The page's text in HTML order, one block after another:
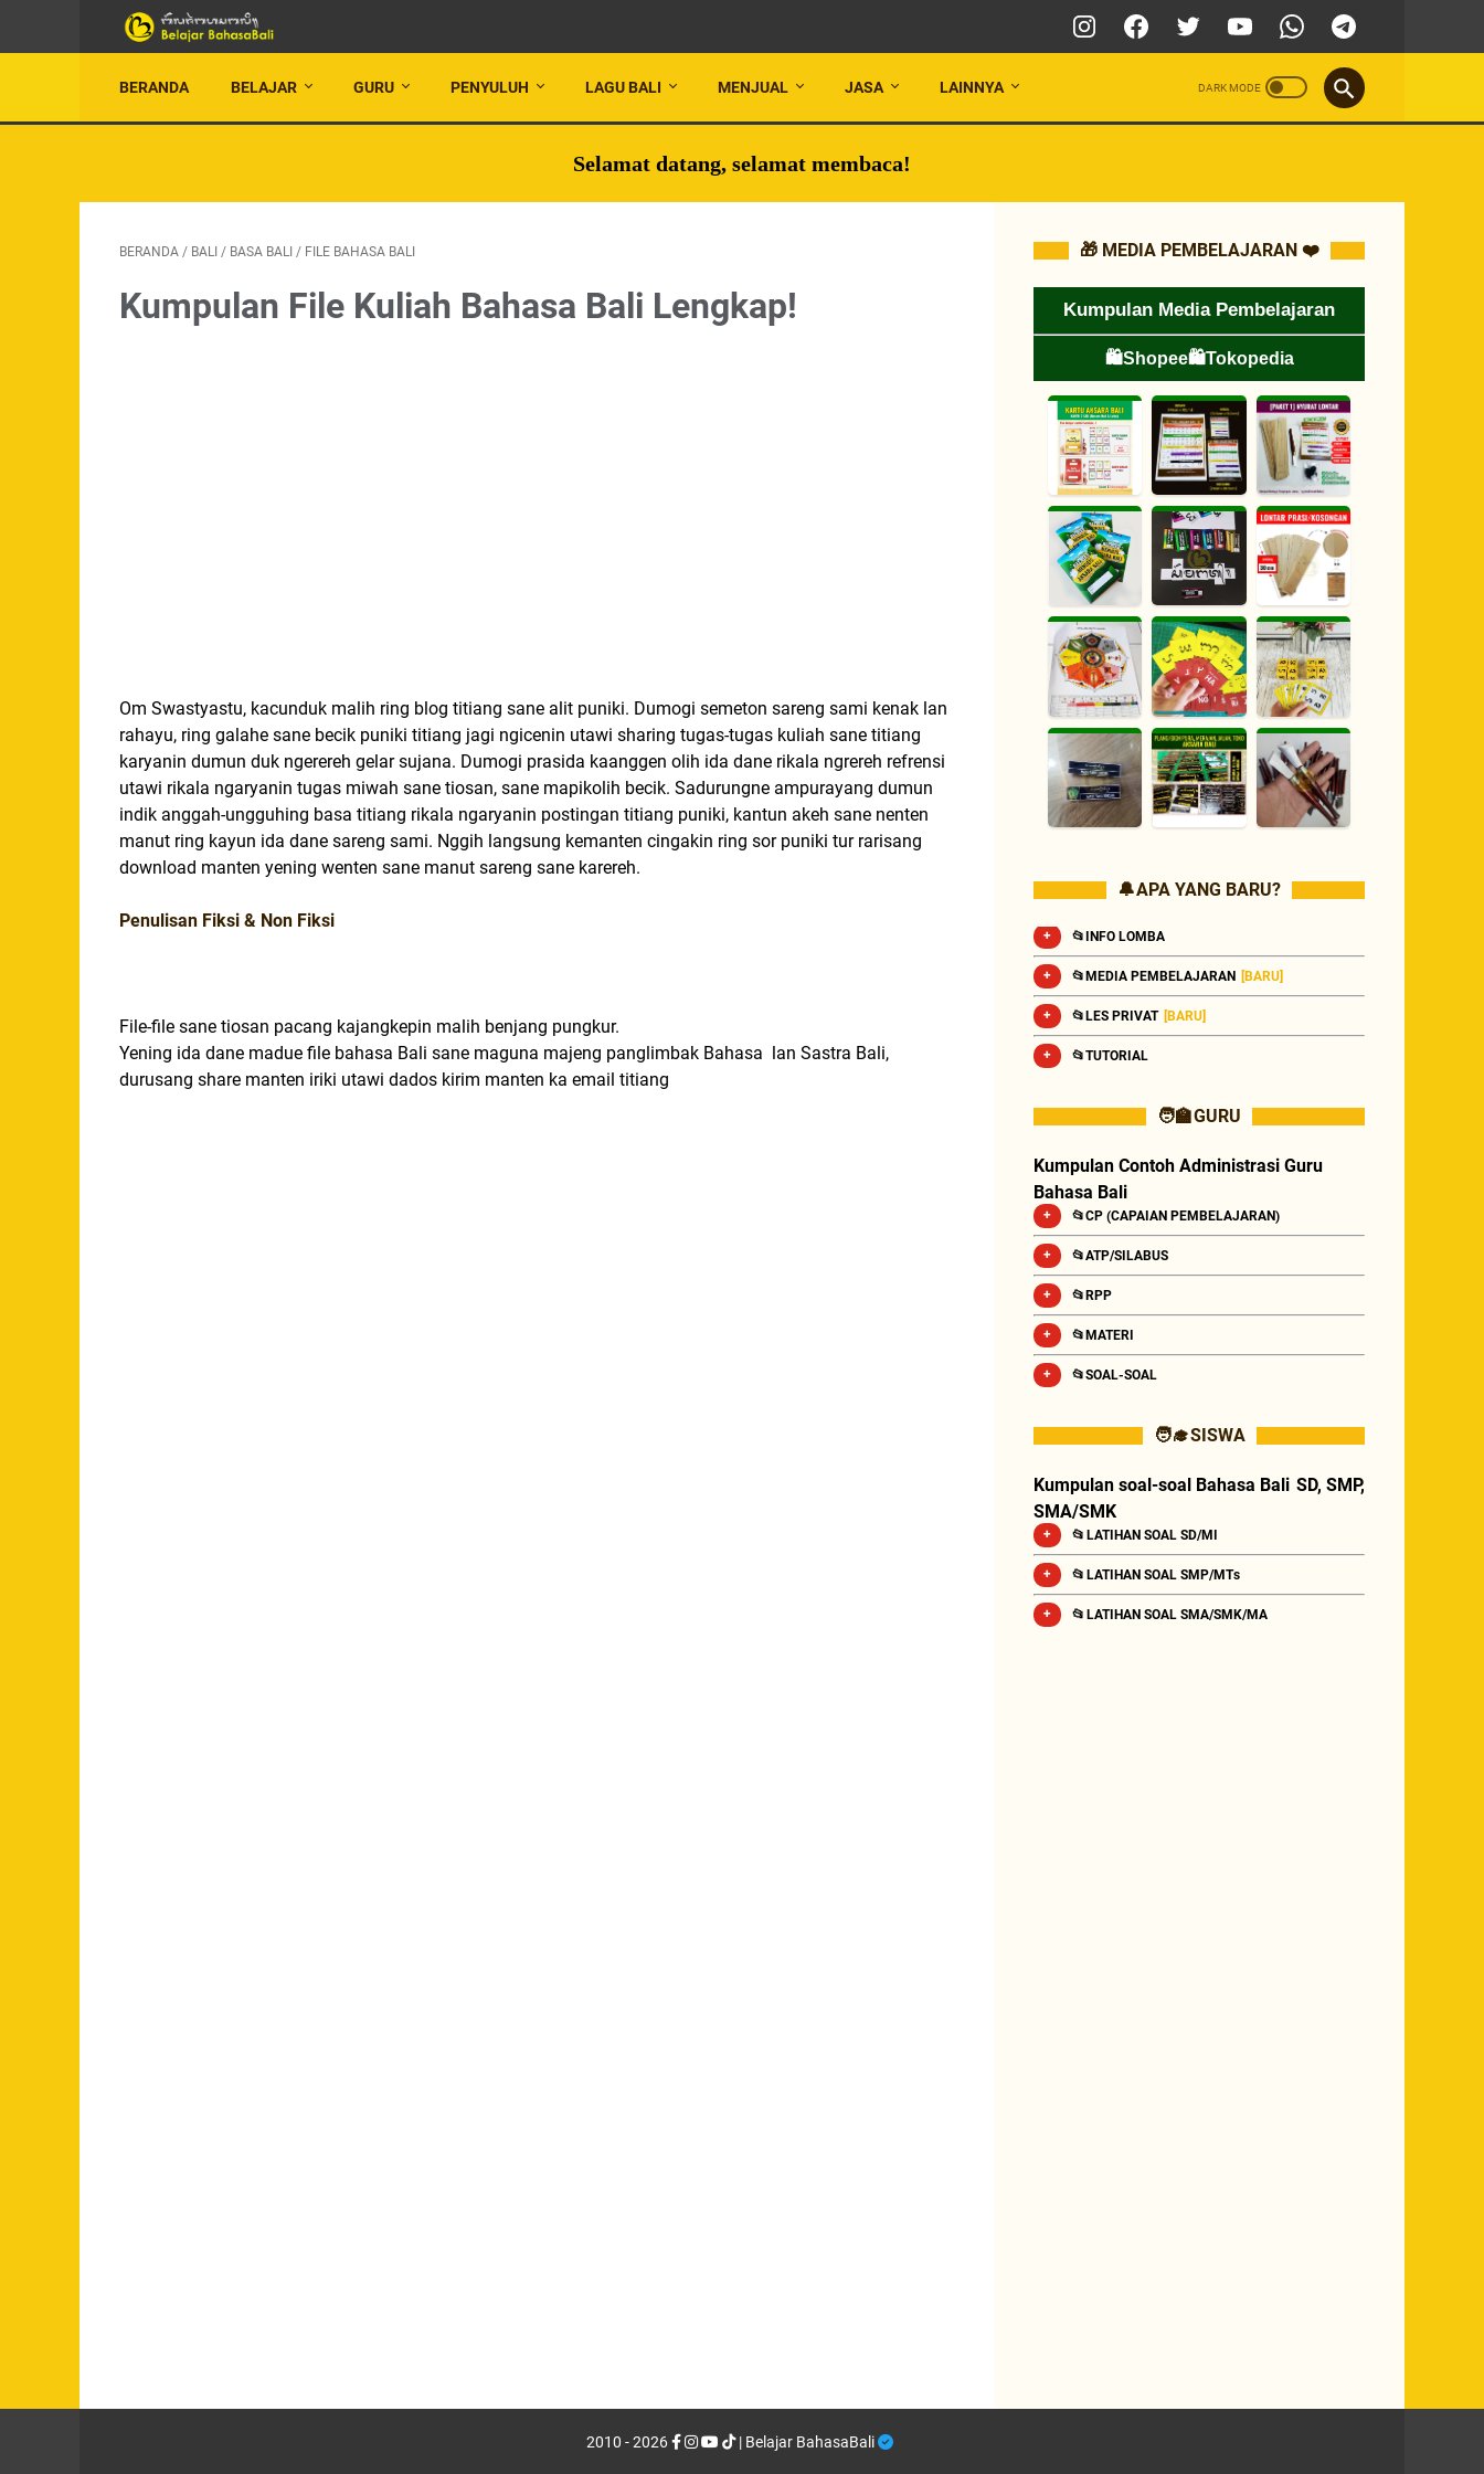
BERANDA BELAJAR GURU PENYULUH LAGU BALI MENJUAL JASA LAINNYA
Selamat datang, selamat membaca!
BERANDA / BALI / BASA BALI / FILE BAHASA BALI
Kumpulan File Kuliah Bahasa Bali Lengkap!
Om Swastyastu, kacunduk malih ring blog titiang sane alit puniki. Dumogi semeton sareng sami kenak lan
rahayu, ring galahe sane becik puniki titiang jagi ngicenin utawi sharing tugas-tugas kuliah sane titiang
karyanin dumun duk ngerereh gelar sujana. Dumogi prasida kaanggen olih ida dane rikala ngrereh refrensi
utawi rikala ngaryanin tugas miwah sane tiosan, sane mapikolih becik. Sadurungne ampurayang dumun
indik anggah-ungguhing basa titiang rikala ngaryanin postingan titiang puniki, kantun akeh sane nenten
manut ring kayun ida dane sareng sami. Nggih langsung kemanten cingakin ring sor puniki tur rarisang
download manten yening wenten sane manut sareng sane karereh.
Penulisan Fiksi & Non Fiksi
File-file sane tiosan pacang kajangkepin malih benjang pungkur.
Yening ida dane madue file bahasa Bali sane maguna majeng panglimbak Bahasa lan Sastra Bali,
durusang share manten iriki utawi dados kirim manten ka email titiang
🎁 MEDIA PEMBELAJARAN ❤️
Kumpulan Media Pembelajaran
🛍️Shopee🛍️Tokopedia
🔔 APA YANG BARU?
📂INFO LOMBA
📂MEDIA PEMBELAJARAN [BARU]
📂LES PRIVAT [BARU]
📂TUTORIAL
🧑‍🏫 GURU
Kumpulan Contoh Administrasi Guru
Bahasa Bali
📂CP (CAPAIAN PEMBELAJARAN)
📂ATP/SILABUS
📂RPP
📂MATERI
📂SOAL-SOAL
🧑‍🎓 SISWA
Kumpulan soal-soal Bahasa Bali SD, SMP,
SMA/SMK
📂 LATIHAN SOAL SD/MI
📂 LATIHAN SOAL SMP/MTs
📂 LATIHAN SOAL SMA/SMK/MA
2010 - 2026 | Belajar BahasaBali